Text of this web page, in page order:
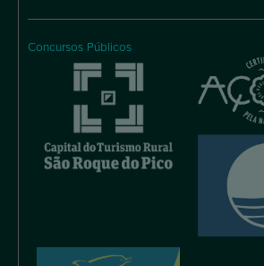
Concursos Públicos